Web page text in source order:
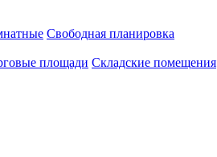
Свободная планировка
площади Складские помещения